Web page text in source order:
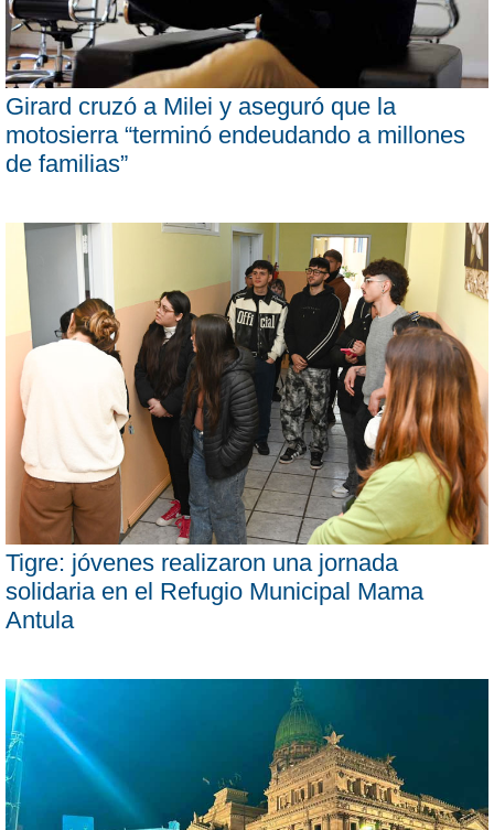
Girard cruzó a Milei y aseguró que la
motosierra “terminó endeudando a millones
de familias”
Tigre: jóvenes realizaron una jornada
solidaria en el Refugio Municipal Mama
Antula